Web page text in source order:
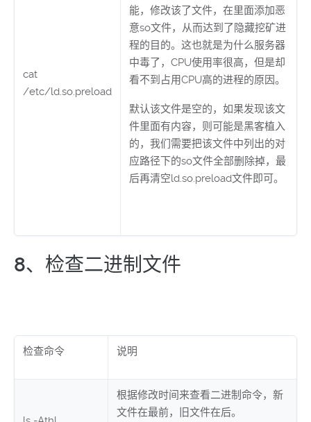
cat
/etc/ld.so.preload
能，修改该了文件，在里面添加恶
意so文件，从而达到了隐藏挖矿进
程的目的。这也就是为什么服务器
中毒了，CPU使用率很高，但是却
看不到占用CPU高的进程的原因。
默认该文件是空的，如果发现该文
件里面有内容，则可能是黑客植入
的，我们需要把该文件中列出的对
应路径下的so文件全部删除掉，最
后再清空ld.so.preload文件即可。
8、检查二进制文件
检查命令 说明
根据修改时间来查看二进制命令，新
文件在最前，旧文件在后。